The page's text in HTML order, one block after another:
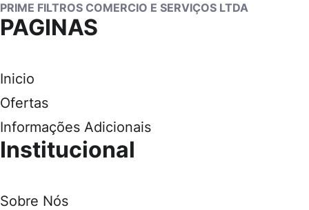
PRIME FILTROS COMERCIO E SERVIÇOS LTDA
PAGINAS
Inicio
Ofertas
Informações Adicionais
Institucional
Sobre Nós